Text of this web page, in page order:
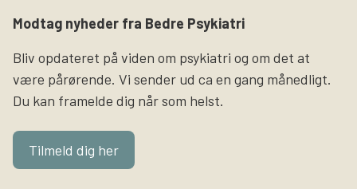
Modtag nyheder fra Bedre Psykiatri
Bliv opdateret på viden om psykiatri og om det at
være pårørende. Vi sender ud ca en gang månedligt.
Du kan framelde dig når som helst.
Tilmeld dig her